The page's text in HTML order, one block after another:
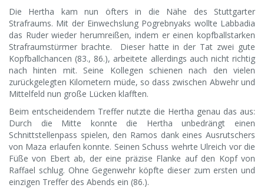
Die Hertha kam nun öfters in die Nähe des Stuttgarter
Strafraums. Mit der Einwechslung Pogrebnyaks wollte Labbadia
das Ruder wieder herumreißen, indem er einen kopfballstarken
Strafraumstürmer brachte. Dieser hatte in der Tat zwei gute
Kopfballchancen (83., 86.), arbeitete allerdings auch nicht richtig
nach hinten mit. Seine Kollegen schienen nach den vielen
zurückgelegten Kilometern müde, so dass zwischen Abwehr und
Mittelfeld nun große Lücken klafften.
Beim entscheidendem Treffer nutzte die Hertha genau das aus:
Durch die Mitte konnte die Hertha unbedrängt einen
Schnittstellenpass spielen, den Ramos dank eines Ausrutschers
von Maza erlaufen konnte. Seinen Schuss wehrte Ulreich vor die
Füße von Ebert ab, der eine präzise Flanke auf den Kopf von
Raffael schlug. Ohne Gegenwehr köpfte dieser zum ersten und
einzigen Treffer des Abends ein (86.).